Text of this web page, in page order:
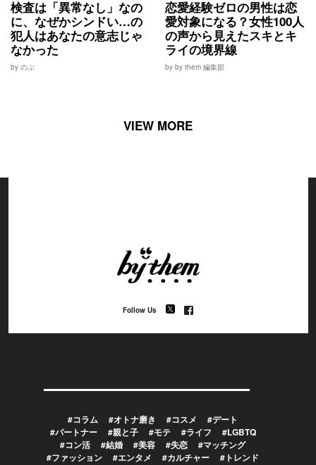
検査は「異常なし」なの
に、なぜかシンドい…の
犯人はあなたの意志じゃ
なかった
by のぶ
恋愛経験ゼロの男性は恋
愛対象になる？女性100人
の声から見えたスキとキ
ライの境界線
by by them 編集部
VIEW MORE
Follow Us
#コラム #オトナ磨き #コスメ
#デート
#パートナー
#親と子 #モテ #ライフ
#LGBTQ
#コン活
#結婚 #美容 #失恋
#マッチング
#ファッション
#エンタメ #カルチャー #トレンド